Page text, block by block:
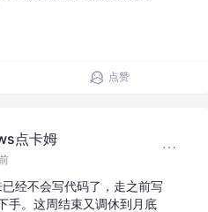
点赞
点卡姆
经不会写代码了，走之前写
手。这周结束又调休到月底